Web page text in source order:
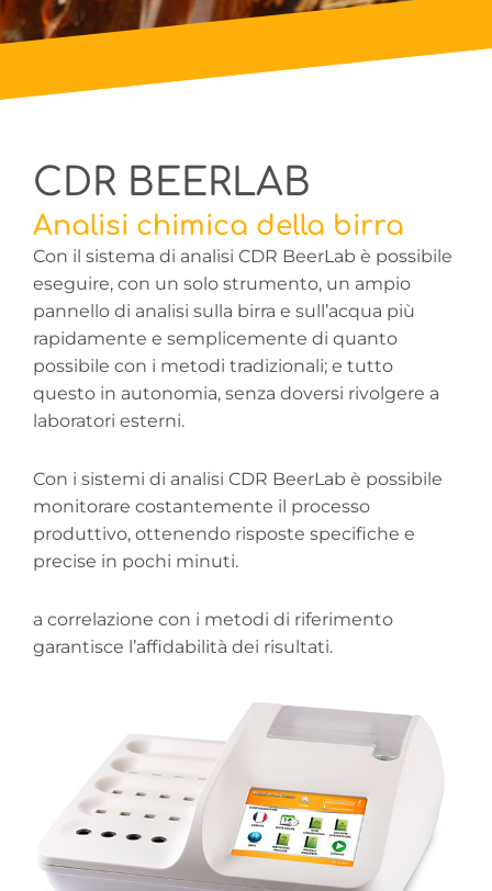
Analisi chimica della
birra: CDR BeerLab
La soluzione per le analisi chimiche in
birrificio
CDR BEERLAB
Analisi chimica della birra
Con il sistema di analisi CDR BeerLab è possibile
eseguire, con un solo strumento, un ampio
pannello di analisi sulla birra e sull’acqua più
rapidamente e semplicemente di quanto
possibile con i metodi tradizionali; e tutto
questo in autonomia, senza doversi rivolgere a
laboratori esterni.
Con i sistemi di analisi CDR BeerLab è possibile
monitorare costantemente il processo
produttivo, ottenendo risposte specifiche e
precise in pochi minuti.
a correlazione con i metodi di riferimento
garantisce l’affidabilità dei risultati.